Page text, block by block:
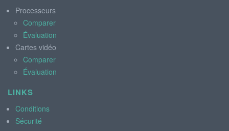
Processeurs
Comparer
Évaluation
Cartes vidéo
Comparer
Évaluation
LINKS
Conditions
Sécurité